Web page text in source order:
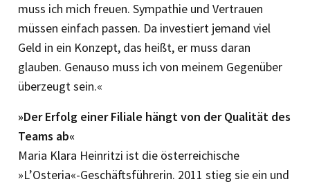
muss ich mich freuen. Sympathie und Vertrauen
müssen einfach passen. Da investiert jemand viel
Geld in ein Konzept, das heißt, er muss daran
glauben. Genauso muss ich von meinem Gegenüber
überzeugt sein.«
»Der Erfolg einer Filiale hängt von der Qualität des
Teams ab«
Maria Klara Heinritzi ist die österreichische
»L’Osteria«-Geschäftsführerin. 2011 stieg sie ein und